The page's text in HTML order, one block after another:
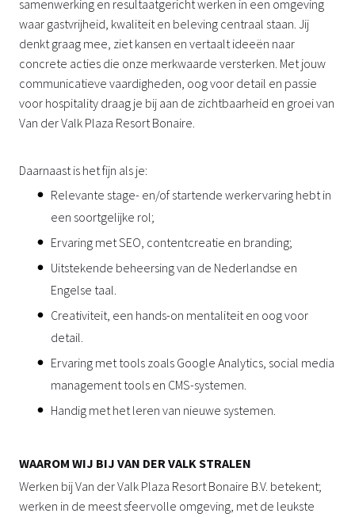
samenwerking en resultaatgericht werken in een omgeving
waar gastvrijheid, kwaliteit en beleving centraal staan. Jij
denkt graag mee, ziet kansen en vertaalt ideeën naar
concrete acties die onze merkwaarde versterken. Met jouw
communicatieve vaardigheden, oog voor detail en passie
voor hospitality draag je bij aan de zichtbaarheid en groei van
Van der Valk Plaza Resort Bonaire.
Daarnaast is het fijn als je:
Relevante stage- en/of startende werkervaring hebt in
een soortgelijke rol;
Ervaring met SEO, contentcreatie en branding;
Uitstekende beheersing van de Nederlandse en
Engelse taal.
Creativiteit, een hands-on mentaliteit en oog voor
detail.
Ervaring met tools zoals Google Analytics, social media
management tools en CMS-systemen.
Handig met het leren van nieuwe systemen.
WAAROM WIJ BIJ VAN DER VALK STRALEN
Werken bij Van der Valk Plaza Resort Bonaire B.V. betekent;
werken in de meest sfeervolle omgeving, met de leukste